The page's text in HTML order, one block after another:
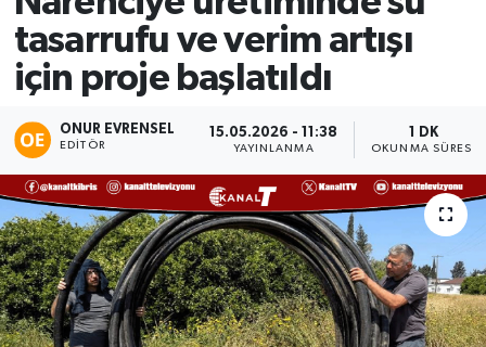
tasarrufu ve verim artışı
için proje başlatıldı
ONUR EVRENSEL
EDITÖR
15.05.2026 - 11:38
YAYINLANMA
1 DK
OKUNMA SÜRESI